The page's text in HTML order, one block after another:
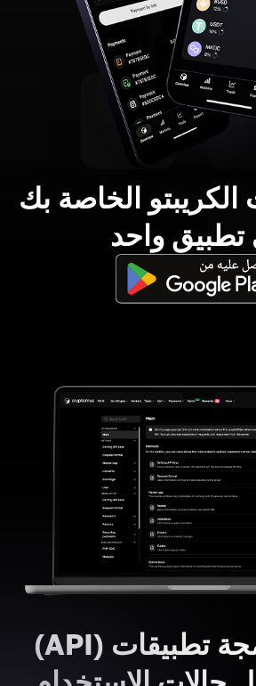
الكريبتو الخاصة بك
واحد
واجهة برمجة تطبيقات (API)